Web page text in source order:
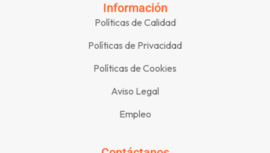
Información
Políticas de Calidad
Políticas de Privacidad
Políticas de Cookies
Aviso Legal
Empleo